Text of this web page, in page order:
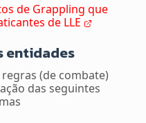
de Grappling que
de LLE
entidades
(de combate)
das seguintes